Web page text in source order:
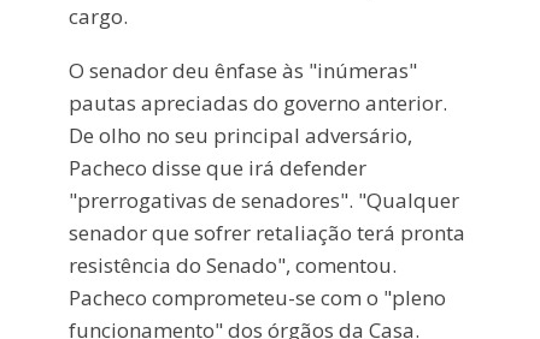
cargo.
O senador deu ênfase às "inúmeras"
pautas apreciadas do governo anterior.
De olho no seu principal adversário,
Pacheco disse que irá defender
"prerrogativas de senadores". "Qualquer
senador que sofrer retaliação terá pronta
resistência do Senado", comentou.
Pacheco comprometeu-se com o "pleno
funcionamento" dos órgãos da Casa.